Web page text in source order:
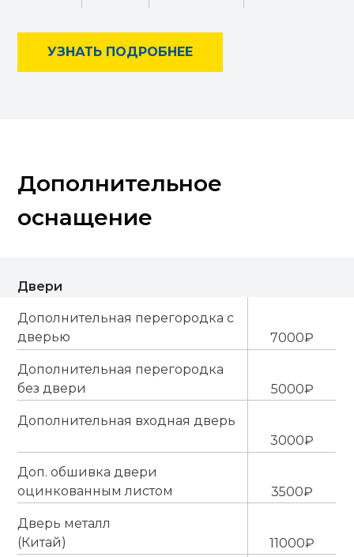
УЗНАТЬ ПОДРОБНЕЕ
Дополнительное
оснащение
Двери
Дополнительная перегородка с
дверью
7000₽
Дополнительная перегородка
без двери
5000₽
Дополнительная входная дверь
3000₽
Доп. обшивка двери
оцинкованным листом
3500₽
Дверь металл
(Китай)
11000₽